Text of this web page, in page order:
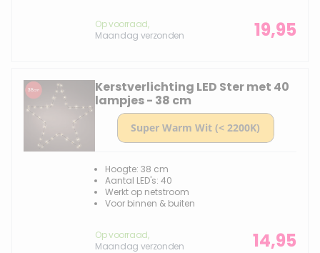
Op voorraad,
Maandag verzonden
19,95
Kerstverlichting LED Ster met 40
lampjes - 38 cm
Hoogte: 38 cm
Aantal LED's: 40
Werkt op netstroom
Voor binnen & buiten
Op voorraad,
Maandag verzonden
14,95